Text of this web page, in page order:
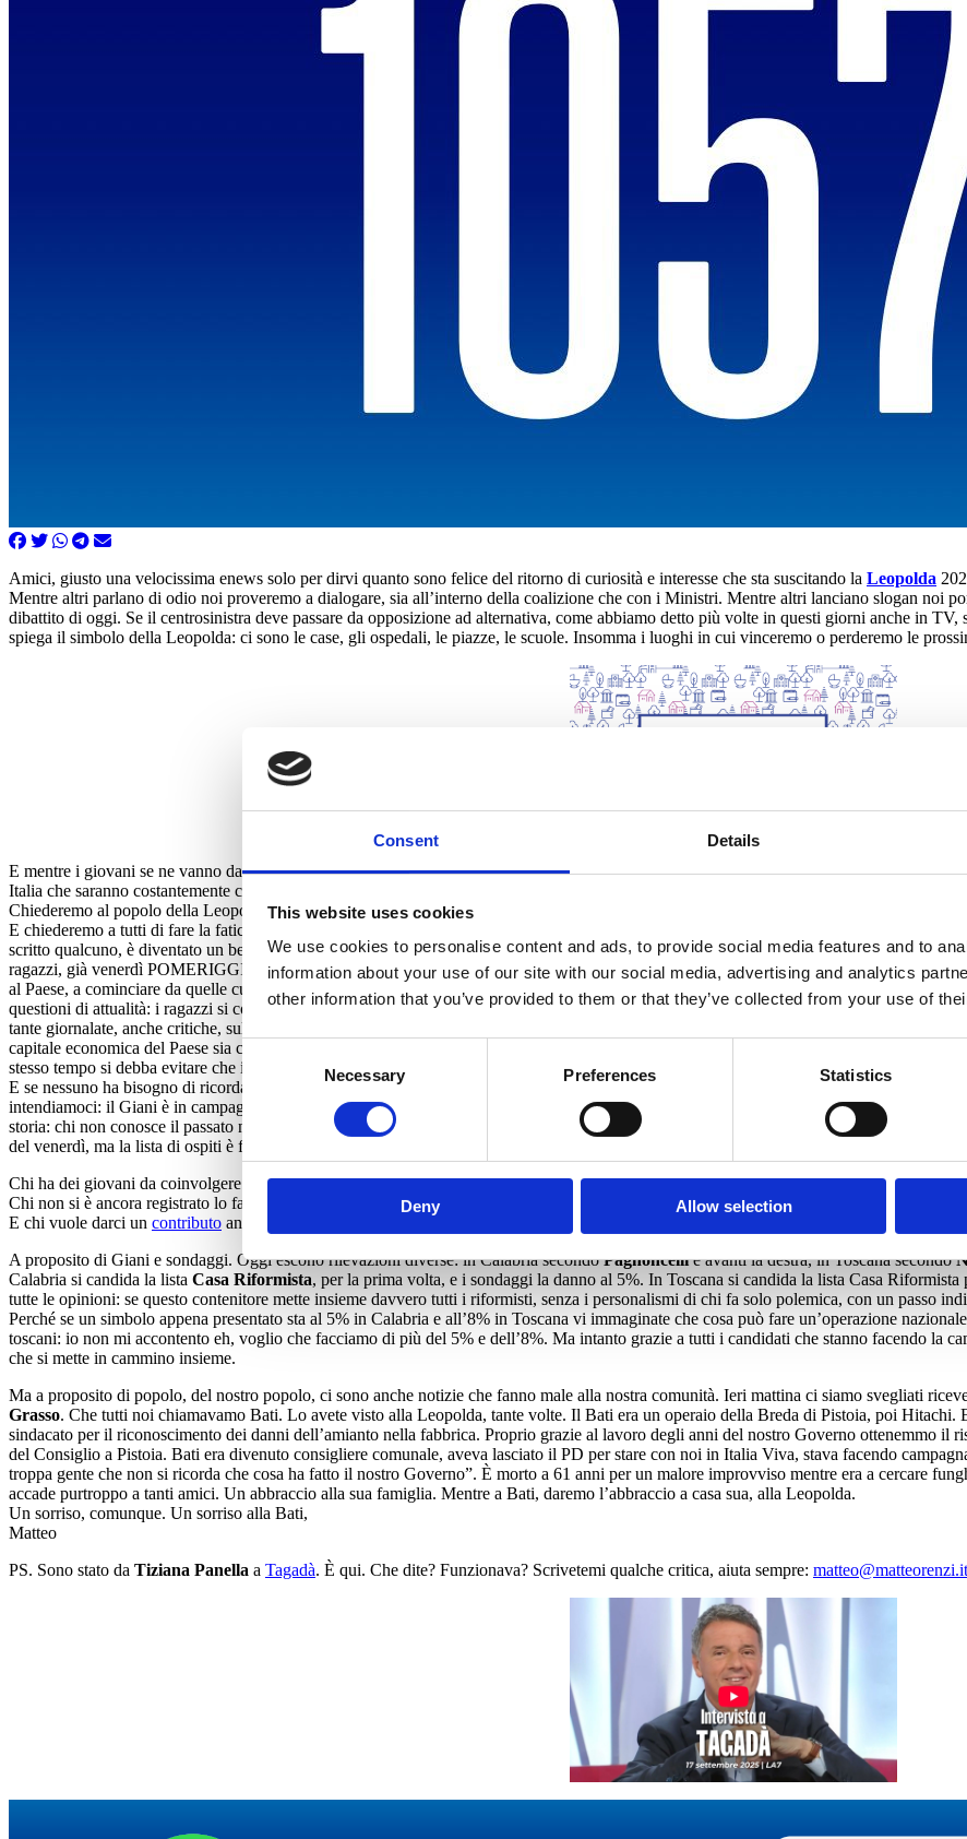
Consent Details
This website uses cookies
We use cookies to personalise content and ads, to provide social media features and to
information about your use of our site with our social media, advertising and analytics
other information that you’ve provided to them or that they’ve collected from your use of
Consent
Selection
Necessary Preferences Statistics
Deny Allow selection
Amici, giusto una velocissima enews solo per dirvi quanto sono felice del ritorno di curiosità e interesse che sta suscitando la Leopolda
Mentre altri parlano di odio noi proveremo a dialogare, sia all’interno della coalizione che con i Ministri. Mentre altri lanciano slogan noi
dibattito di oggi. Se il centrosinistra deve passare da opposizione ad alternativa, come abbiamo detto più volte in questi giorni anche in
spiega il simbolo della Leopolda: ci sono le case, gli ospedali, le piazze, le scuole. Insomma i luoghi in cui vinceremo o perderemo le
E mentre i giovani se ne vanno dall’Italia, noi invece li rendiamo protagonisti della Leopolda che vedrà proprio i ragazzi protagonisti della
Italia che saranno costantemente chiamati a intervenire, a dialogare con gli ospiti, a confrontarsi sul futuro.
Chiederemo al popolo della Leopolda di vivere per tre giorni immersi in un grande VIVAIO. Un vivaio fisico, ma anche un vivaio mentale,
E chiederemo a tutti di fare la fatica di pensare. Oggi pensare sta diventando sempre più difficile, perché l’algoritmo vuole sostituire la
scritto qualcuno, è diventato un bene di lusso. Il professor Crepetha titolato il suo ultimo libro “Il reato di pensare”. Partiremo proprio dal
ragazzi, già venerdì POMERIGGIO. Perché questa Leopolda è talmente scoppiettante che dobbiamo farla cominciare alle 18:00 di
al Paese, a cominciare da quelle curate dal think tank del professorTommaso Nannicini
, già colonna del nostro Governo e oggi
questioni di attualità: i ragazzi si confronteranno con molti amministratori locali. Tra i primi, venerdì sera, Beppe Salasulle sfide e i
tante giornalate, anche critiche, sul modello Milano. Ora non se ne parla più perché i giudici hanno smentito clamorosamente i PM. Ma
capitale economica del Paese sia cambiata e cresciuta in questi anni. E come questo sia stato fatto, che cosa serva per migliorare, come si
stesso tempo si debba evitare che il ceto medio sia in difficoltà. Insomma: come si debba far politica. Bello, no?
E se nessuno ha bisogno di ricordare che cosa sia la Leopolda,
invece ci racconterà Leopoldo, Pietro Leopoldo. Per dire
intendiamoci: il Giani è in campagna elettorale eh, come dimostra questo sondaggio uscito oggi su La
, sondaggio su cui torno tra
storia: chi non conosce il passato non può costruire il futuro. E se vai alla Leopolda, giusto sentire i sogni per la Toscana di Leopoldo. E
del venerdì, ma la lista di ospiti è fantastica. E quest’anno ci saranno diverse novità. Scaldate i motori, arriva la Leopolda 13.
Chi ha dei giovani da coinvolgere lo faccia subito, c’è ancora spazio per i ragazzi. A loro abbiamo trovato una sistemazione tutti insieme
Chi non si è ancora registrato lo faccia
E chi vuole darci un contributo anche di qualche spicciolo farà la differenza.
A proposito di Giani e sondaggi. Oggi escono rilevazioni diverse: in Calabria secondoPagnoncelliè avanti la destra, in Toscana secondo
Calabria si candida la lista Casa Riformista, per la prima volta, e i sondaggi la danno al 5%. In Toscana si candida la lista Casa Riformista
tutte le opinioni: se questo contenitore mette insieme davvero tutti i riformisti, senza i personalismi di chi fa solo polemica, con un passo
Perché se un simbolo appena presentato sta al 5% in Calabria e all’8% in Toscana vi immaginate che cosa può fare un’operazione
toscani: io non mi accontento eh, voglio che facciamo di più del 5% e dell’8%. Ma intanto grazie a tutti i candidati che stanno facendo la
che si mette in cammino insieme.
Ma a proposito di popolo, del nostro popolo, ci sono anche notizie che fanno male alla nostra comunità. Ieri mattina ci siamo svegliati
Grasso. Che tutti noi chiamavamo Bati. Lo avete visto alla Leopolda, tante volte. Il Bati era un operaio della Breda di Pistoia, poi
sindacato per il riconoscimento dei danni dell’amianto nella fabbrica. Proprio grazie al lavoro degli anni del nostro Governo ottenemmo il
del Consiglio a Pistoia. Bati era divenuto consigliere comunale, aveva lasciato il PD per stare con noi in Italia Viva, stava facendo
troppa gente che non si ricorda che cosa ha fatto il nostro Governo”. È morto a 61 anni per un malore improvviso mentre era a cercare
accade purtroppo a tanti amici. Un abbraccio alla sua famiglia. Mentre a Bati, daremo l’abbraccio a casa sua, alla Leopolda.
Un sorriso, comunque. Un sorriso alla Bati,
Matteo
PS. Sono stato da Tiziana Panella a Tagadà. È qui. Che dite? Funzionava? Scrivetemi qualche critica, aiuta sempre: matteo@matteorenzi.it